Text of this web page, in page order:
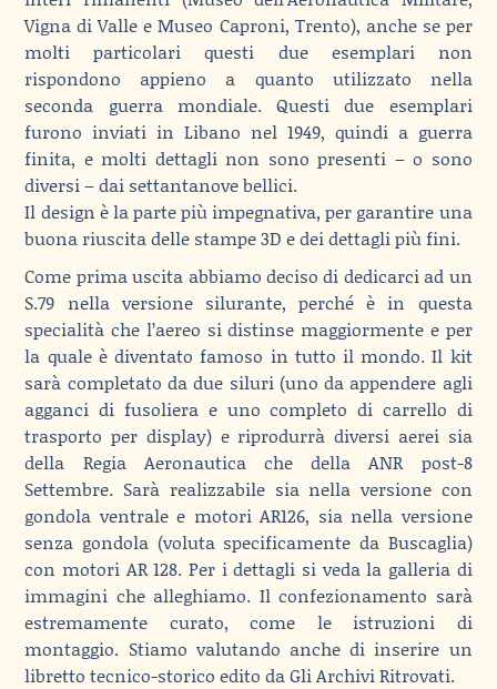
Vigna di Valle e Museo Caproni, Trento), anche se per
molti particolari questi due esemplari non
rispondono appieno a quanto utilizzato nella
seconda guerra mondiale. Questi due esemplari
furono inviati in Libano nel 1949, quindi a guerra
finita, e molti dettagli non sono presenti – o sono
diversi – dai settantanove bellici.
Il design è la parte più impegnativa, per garantire una
buona riuscita delle stampe 3D e dei dettagli più fini.
Come prima uscita abbiamo deciso di dedicarci ad un
S.79 nella versione silurante, perché è in questa
specialità che l’aereo si distinse maggiormente e per
la quale è diventato famoso in tutto il mondo. Il kit
sarà completato da due siluri (uno da appendere agli
agganci di fusoliera e uno completo di carrello di
trasporto per display) e riprodurrà diversi aerei sia
della Regia Aeronautica che della ANR post-8
Settembre. Sarà realizzabile sia nella versione con
gondola ventrale e motori AR126, sia nella versione
senza gondola (voluta specificamente da Buscaglia)
con motori AR 128. Per i dettagli si veda la galleria di
immagini che alleghiamo. Il confezionamento sarà
estremamente curato, come le istruzioni di
montaggio. Stiamo valutando anche di inserire un
libretto tecnico-storico edito da Gli Archivi Ritrovati.